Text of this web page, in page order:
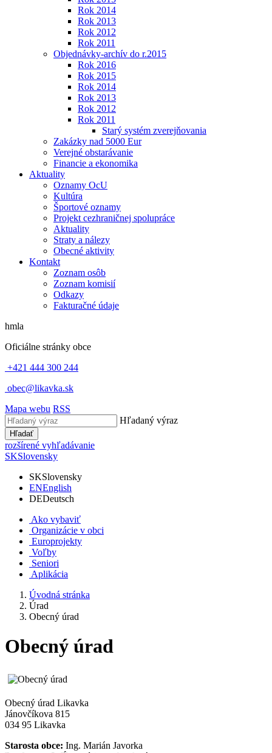
Rok 2014
Rok 2013
Rok 2012
Rok 2011
Objednávky-archív do r.2015
Rok 2016
Rok 2015
Rok 2014
Rok 2013
Rok 2012
Rok 2011
Starý systém zverejňovania
Zakázky nad 5000 Eur
Verejné obstarávanie
Financie a ekonomika
Aktuality
Oznamy OcU
Kultúra
Športové oznamy
Projekt cezhraničnej spolupráce
Aktuality
Straty a nálezy
Obecné aktivity
Kontakt
Zoznam osôb
Zoznam komisií
Odkazy
Fakturačné údaje
hmla
Oficiálne stránky obce
+421 444 300 244
obec@likavka.sk
Mapa webu RSS
Hľadaný výraz
Hľadať
rozšírené vyhľadávanie
SKSlovensky
SKSlovensky
ENEnglish
DEDeutsch
Ako vybaviť
Organizácie v obci
Europrojekty
Voľby
Seniori
Aplikácia
Úvodná stránka
Úrad
Obecný úrad
Obecný úrad
Obecný úrad Likavka
Jánovčíkova 815
034 95 Likavka
Starosta obce: Ing. Marián Javorka